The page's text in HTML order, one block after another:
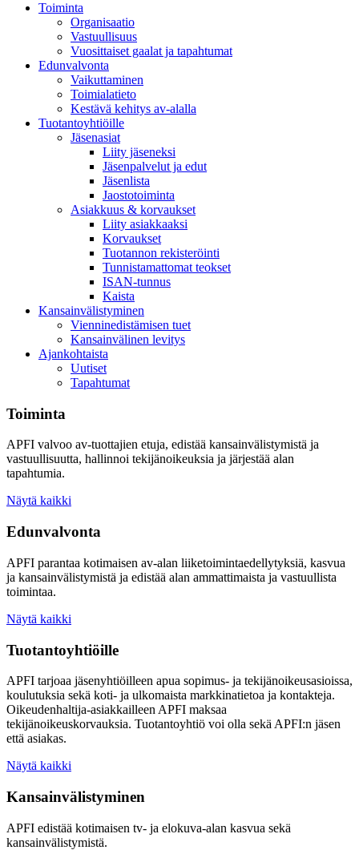
Toiminta
Organisaatio
Vastuullisuus
Vuosittaiset gaalat ja tapahtumat
Edunvalvonta
Vaikuttaminen
Toimialatieto
Kestävä kehitys av-alalla
Tuotantoyhtiöille
Jäsenasiat
Liity jäseneksi
Jäsenpalvelut ja edut
Jäsenlista
Jaostotoiminta
Asiakkuus & korvaukset
Liity asiakkaaksi
Korvaukset
Tuotannon rekisteröinti
Tunnistamattomat teokset
ISAN-tunnus
Kaista
Kansainvälistyminen
Vienninedistämisen tuet
Kansainvälinen levitys
Ajankohtaista
Uutiset
Tapahtumat
Toiminta
APFI valvoo av-tuottajien etuja, edistää kansainvälistymistä ja
vastuullisuutta, hallinnoi tekijänoikeuksia ja järjestää alan
tapahtumia.
Näytä kaikki
Edunvalvonta
APFI parantaa kotimaisen av-alan liiketoimintaedellytyksiä, kasvua
ja kansainvälistymistä ja edistää alan ammattimaista ja vastuullista
toimintaa.
Näytä kaikki
Tuotantoyhtiöille
APFI tarjoaa jäsenyhtiöilleen apua sopimus- ja tekijänoikeusasioissa,
koulutuksia sekä koti- ja ulkomaista markkinatietoa ja kontakteja.
Oikeudenhaltija-asiakkailleen APFI maksaa
tekijänoikeuskorvauksia. Tuotantoyhtiö voi olla sekä APFI:n jäsen
että asiakas.
Näytä kaikki
Kansainvälistyminen
APFI edistää kotimaisen tv- ja elokuva-alan kasvua sekä
kansainvälistymistä.